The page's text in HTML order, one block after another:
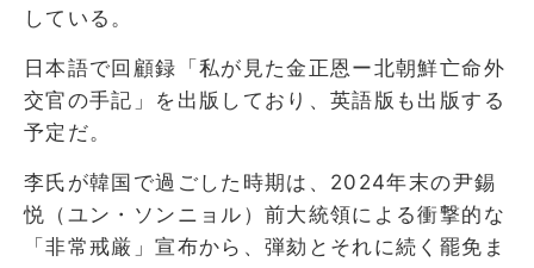
している。
日本語で回顧録「私が見た金正恩ー北朝鮮亡命外
交官の手記」を出版しており、英語版も出版する
予定だ。
李氏が韓国で過ごした時期は、2024年末の尹錫
悦（ユン・ソンニョル）前大統領による衝撃的な
「非常戒厳」宣布から、弾劾とそれに続く罷免ま